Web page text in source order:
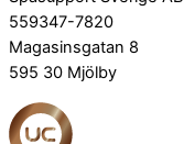
559347-7820
Magasinsgatan 8
595 30 Mjölby